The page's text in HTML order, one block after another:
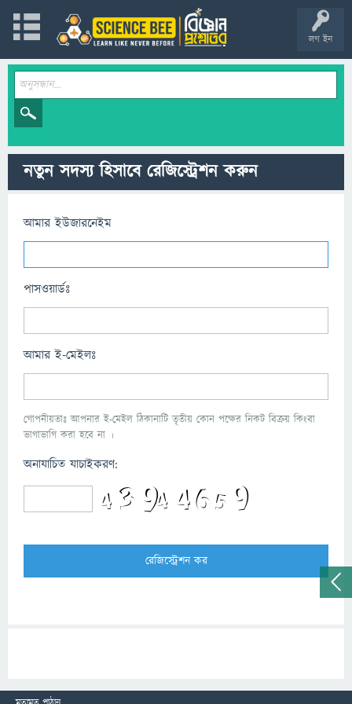
লগ ইন
নতুন সদস্য হিসাবে রেজিস্ট্রেশন করুন
আমার ইউজারনেইম
পাসওয়ার্ডঃ
আমার ই-মেইলঃ
গোপনীয়তাঃ আপনার ই-মেইল ঠিকানাটি তৃতীয় কোন পক্ষের নিকট বিক্রয় কিংবা
ভাগাভাগি করা হবে না ।
অনাযাচিত যাচাইকরণ: